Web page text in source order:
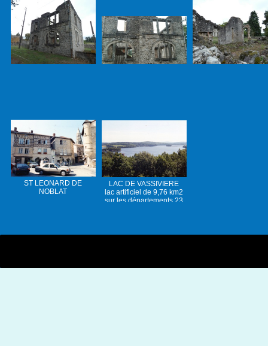
ST LEONARD DE
NOBLAT
LAC DE VASSIVIERE
lac artificiel de 9,76 km2
sur les départements 23